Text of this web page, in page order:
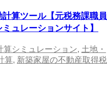
算ツール【元税務課職員
ュレーションサイト】
算シミュレーション, 土地・
算, 新築家屋の不動産取得税